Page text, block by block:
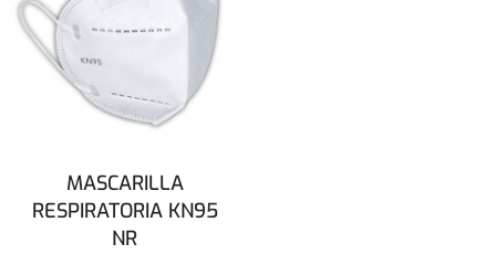
MASCARILLA
RESPIRATORIA KN95
NR